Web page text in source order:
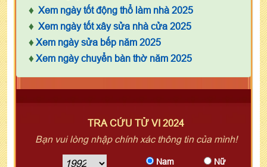
♦ Xem ngày tốt động thổ làm nhà 2025
♦ Xem ngày tốt xây sửa nhà cửa 2025
♦ Xem ngày sửa bếp năm 2025
♦ Xem ngày chuyển bàn thờ năm 2025
TRA CỨU TỬ VI 2024
Bạn vui lòng nhập chính xác thông tin của mình!
Nam Nữ